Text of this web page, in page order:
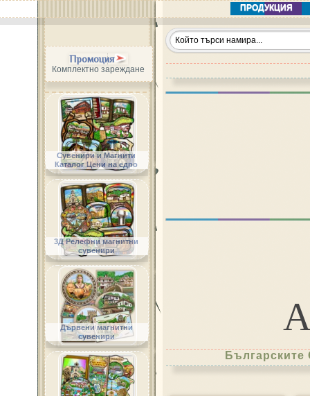
ПРОДУКЦИЯ
Промоция
Комплектно зареждане
Сувенири и Магнити
Каталог Цени на едро
3Д Релефни магнитни
сувенири
Дървени магнитни
сувенири